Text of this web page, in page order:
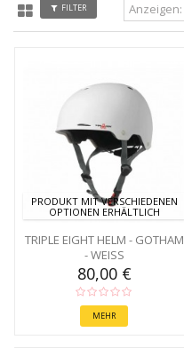
FILTER
PRODUKT MIT VERSCHIEDENEN
OPTIONEN ERHÄLTLICH
TRIPLE EIGHT HELM - GOTHAM
- WEISS
80,00 €
MEHR